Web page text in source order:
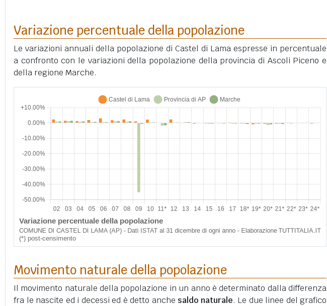
Variazione percentuale della popolazione
Le variazioni annuali della popolazione di Castel di Lama espresse in percentuale
a confronto con le variazioni della popolazione della provincia di Ascoli Piceno e
della regione Marche.
Movimento naturale della popolazione
Il movimento naturale della popolazione in un anno è determinato dalla differenza
fra le nascite ed i decessi ed è detto anche saldo naturale. Le due linee del grafico